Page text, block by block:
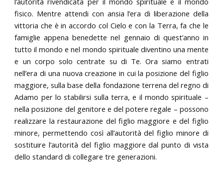
fisico. Mentre attendi con ansia l’era di liberazione della
vittoria che è in accordo col Cielo e con la Terra, fa che le
famiglie appena benedette nel gennaio di quest’anno in
tutto il mondo e nel mondo spirituale diventino una mente
e un corpo solo centrate su di Te. Ora siamo entrati
nell’era di una nuova creazione in cui la posizione del figlio
maggiore, sulla base della fondazione terrena del regno di
Adamo per lo stabilirsi sulla terra, e il mondo spirituale –
nella posizione del genitore e del potere regale – possono
realizzare la restaurazione del figlio maggiore e del figlio
minore, permettendo così all’autorità del figlio minore di
sostituire l’autorità del figlio maggiore dal punto di vista
dello standard di collegare tre generazioni.